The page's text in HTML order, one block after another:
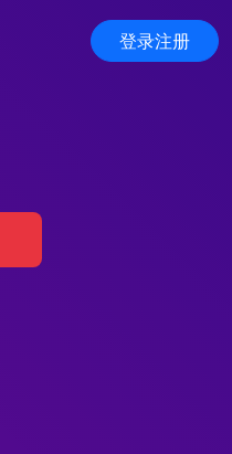
登录注册